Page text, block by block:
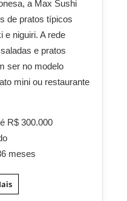
a Max Sushi
de pratos típicos
e niguiri. A rede
e pratos
ser no modelo
mini ou restaurante
R$ 300.000
meses